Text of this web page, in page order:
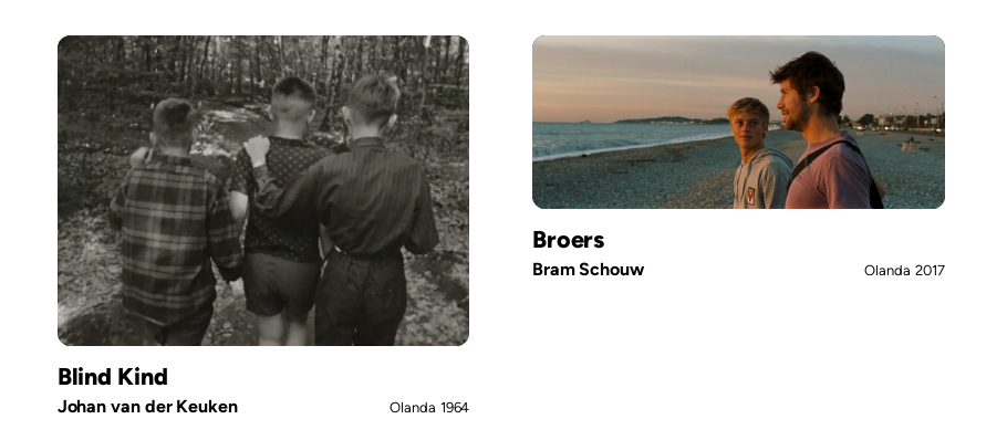
Blind Kind
Johan van der Keuken Olanda 1964
Broers
Bram Schouw Olanda 2017